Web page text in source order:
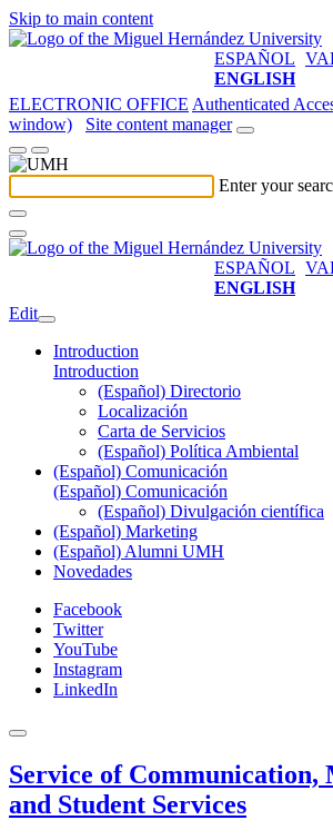
Skip to main content
ESPAÑOL
ENGLISH
ELECTRONIC OFFICE Authenticated
window)
Site content manager
Enter your
ESPAÑOL
ENGLISH
Edit
Introduction
Introduction
(Español) Directorio
Localización
Carta de Servicios
(Español) Política Ambiental
(Español) Comunicación
(Español) Comunicación
(Español) Divulgación científica
(Español) Marketing
(Español) Alumni UMH
Novedades
Facebook
Twitter
YouTube
Instagram
LinkedIn
Service of Communication,
and Student Services